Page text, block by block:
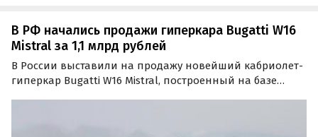
В РФ начались продажи гиперкара Bugatti W16
Mistral за 1,1 млрд рублей
В России выставили на продажу новейший кабриолет-
гиперкар Bugatti W16 Mistral, построенный на базе